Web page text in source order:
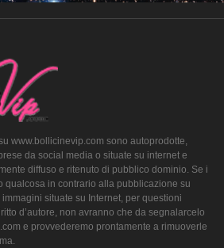
www.bollicinevip.com sono autoprodotte,
da social media o situate su internet e
diffuso e ritenuto di pubblico dominio. Se i
qualcosa in contrario alla pubblicazione su
situate su Internet, per questioni
d’autore, non avranno che da segnalarcelo
e provvederemo prontamente a rimuoverle